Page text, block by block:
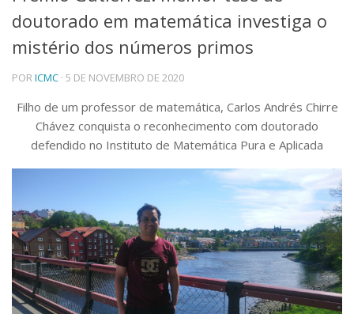
Telefones e Mapas
Pessoas
Ensino
Graduação
Educação a distância
Cursos de Extensão
Pesquisa e Inovação
Pós-doutorado
Iniciação Científica
Transferência de Tecnologia
Empresas Juniores
Extensão à Comunidade
Projetos, Programas e Cursos
doutorado em matemática investiga o
mistério dos números primos
PORICMC · 5 DE NOVEMBRO DE 2020
Filho de um professor de matemática, Carlos Andrés Chirre
Chávez conquista o reconhecimento com doutorado
defendido no Instituto de Matemática Pura e Aplicada